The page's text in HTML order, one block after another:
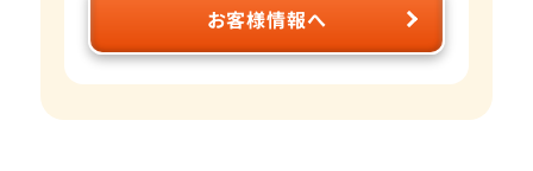
お客様情報へ